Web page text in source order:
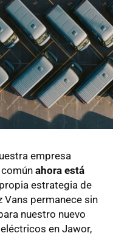
empresa
ahora está
estrategia de
Vans permanece sin
nuestro nuevo
en Jawor,